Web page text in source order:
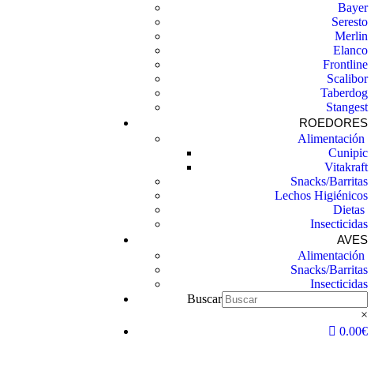
Bayer
Seresto
Merlin
Elanco
Frontline
Scalibor
Taberdog
Stangest
ROEDORES
Alimentación ​
Cunipic
Vitakraft
Snacks/Barritas
Lechos Higiénicos
Dietas ​
Insecticidas
AVES
Alimentación
Snacks/Barritas
Insecticidas
Buscar
×
0.00€